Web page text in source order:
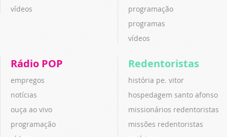
vídeos
programação
programas
vídeos
Rádio POP
empregos
notícias
ouça ao vivo
programação
Redentoristas
história pe. vitor
hospedagem santo afonso
missionários redentoristas
missões redentoristas